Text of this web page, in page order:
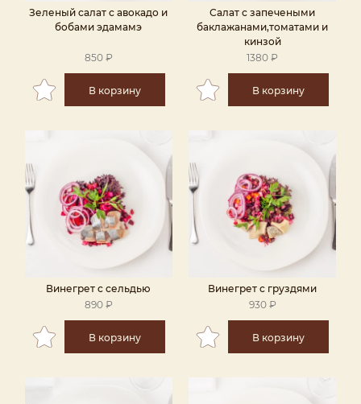
Зеленый салат с авокадо и
бобами эдамамэ
850 ₽
В корзину
Салат с запечеными
баклажанами,томатами и
кинзой
1380 ₽
В корзину
Винегрет с сельдью
890 ₽
В корзину
Винегрет с груздями
930 ₽
В корзину